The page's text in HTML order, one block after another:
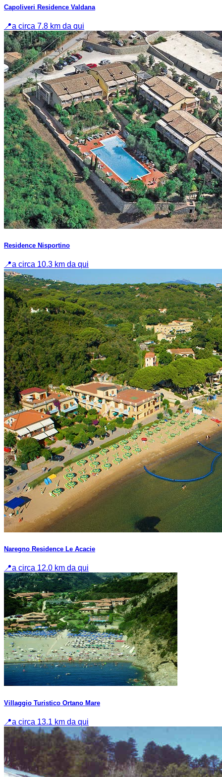
Capoliveri Residence Valdana
📍a circa 7.8 km da qui
Residence Nisportino
📍a circa 10.3 km da qui
Naregno Residence Le Acacie
📍a circa 12.0 km da qui
Villaggio Turistico Ortano Mare
📍a circa 13.1 km da qui